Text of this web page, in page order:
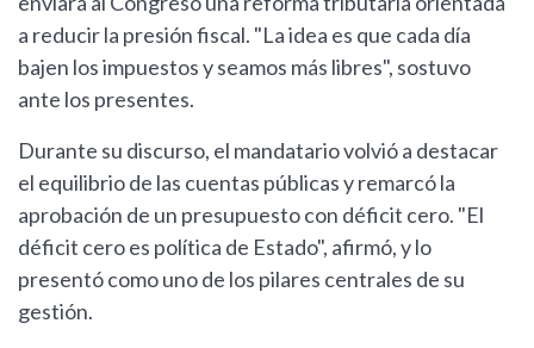
a reducir la presión fiscal. "La idea es que cada día
bajen los impuestos y seamos más libres", sostuvo
ante los presentes.
Durante su discurso, el mandatario volvió a destacar
el equilibrio de las cuentas públicas y remarcó la
aprobación de un presupuesto con déficit cero. "El
déficit cero es política de Estado", afirmó, y lo
presentó como uno de los pilares centrales de su
gestión.